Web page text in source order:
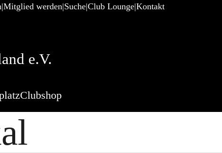
Mitglied werden Suche Club Lounge Kontakt
e.V.
Clubshop